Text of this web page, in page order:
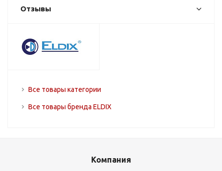
Отзывы
Все товары категории
Все товары бренда ELDIX
Компания